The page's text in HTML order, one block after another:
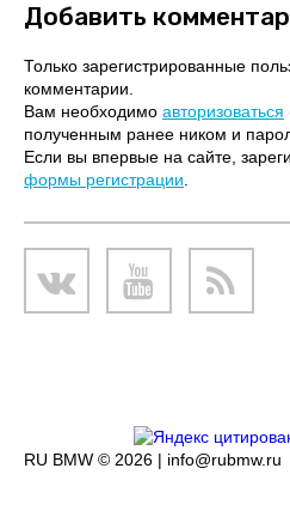
Добавить
Только зарегистрированные
комментарии.
Вам необходимо авторизоваться
полученным ранее ником и
Если вы впервые на сайте,
формы регистрации
RU BMW © 2026 | info@rubmw.ru